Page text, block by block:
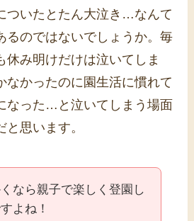
ついたとたん大泣き…なんて
るのではないでしょうか。毎
休み明けだけは泣いてしま
なかったのに園生活に慣れて
なった…と泣いてしまう場面
思います。
なら親子で楽しく登園し
よね！